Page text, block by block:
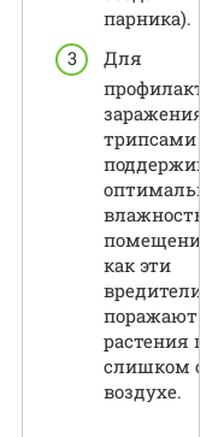
парника).
Для
заражения
трипсами
влажность в
помещении,
как эти
вредители
поражают
растения
слишком
воздухе.